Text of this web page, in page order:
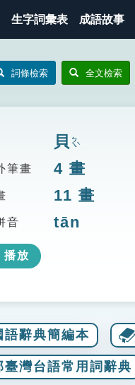
生字詞彙表 成語故事
詞條檢索 全文檢索
貝 ㄅㄟˋ
筆畫 4 畫
11 畫
音 tān
播放
語辭典簡編本
臺灣台語常用詞辭典